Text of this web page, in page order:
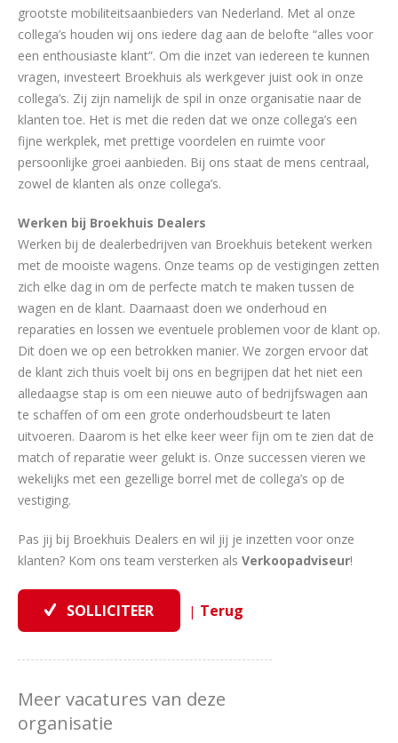
grootste mobiliteitsaanbieders van Nederland. Met al onze
collega’s houden wij ons iedere dag aan de belofte “alles voor
een enthousiaste klant”. Om die inzet van iedereen te kunnen
vragen, investeert Broekhuis als werkgever juist ook in onze
collega’s. Zij zijn namelijk de spil in onze organisatie naar de
klanten toe. Het is met die reden dat we onze collega’s een
fijne werkplek, met prettige voordelen en ruimte voor
persoonlijke groei aanbieden. Bij ons staat de mens centraal,
zowel de klanten als onze collega’s.
Werken bij Broekhuis Dealers
Werken bij de dealerbedrijven van Broekhuis betekent werken
met de mooiste wagens. Onze teams op de vestigingen zetten
zich elke dag in om de perfecte match te maken tussen de
wagen en de klant. Daarnaast doen we onderhoud en
reparaties en lossen we eventuele problemen voor de klant op.
Dit doen we op een betrokken manier. We zorgen ervoor dat
de klant zich thuis voelt bij ons en begrijpen dat het niet een
alledaagse stap is om een nieuwe auto of bedrijfswagen aan
te schaffen of om een grote onderhoudsbeurt te laten
uitvoeren. Daarom is het elke keer weer fijn om te zien dat de
match of reparatie weer gelukt is. Onze successen vieren we
wekelijks met een gezellige borrel met de collega’s op de
vestiging.
Pas jij bij Broekhuis Dealers en wil jij je inzetten voor onze
klanten? Kom ons team versterken als Verkoopadviseur!
|
Meer vacatures van deze
organisatie